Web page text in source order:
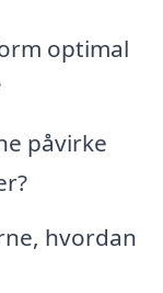
optimal
påvirke
hvordan